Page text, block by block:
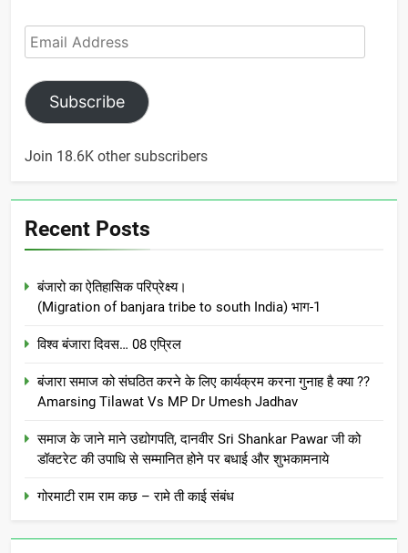
Email
Address
Subscribe
Join 18.6K other subscribers
Recent Posts
बंजारो का ऐतिहासिक परिप्रेक्ष्य।
(Migration of banjara tribe to south India) भाग-1
विश्व बंजारा दिवस… 08 एप्रिल
बंजारा समाज को संघठित करने के लिए कार्यक्रम करना गुनाह है क्या ??
Amarsing Tilawat Vs MP Dr Umesh Jadhav
समाज के जाने माने उद्योगपति, दानवीर Sri Shankar Pawar जी को
डॉक्टरेट की उपाधि से सम्मानित होने पर बधाई और शुभकामनाये
गोरमाटी राम राम कछ – रामे ती काई संबंध